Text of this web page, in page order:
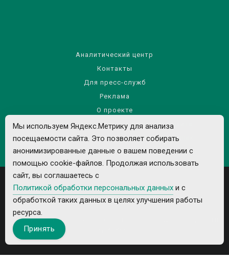
Аналитический центр
Контакты
Для пресс-служб
Реклама
О проекте
Правила использования материалов сайта
Политика обработки персональных данных
Все рекламируемые товары и услуги имеют необходимые лицензии и
Мы используем Яндекс.Метрику для анализа
посещаемости сайта. Это позволяет собирать
анонимизированные данные о вашем поведении с
помощью cookie-файлов. Продолжая использовать
сайт, вы соглашаетесь с
Политикой обработки персональных данных и с
обработкой таких данных в целях улучшения работы
ресурса.
Принять